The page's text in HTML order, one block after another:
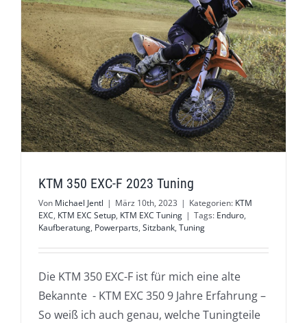
KTM 350 EXC-F 2023 Tuning
Von Michael Jentl | März 10th, 2023 | Kategorien: KTM
EXC, KTM EXC Setup, KTM EXC Tuning | Tags: Enduro,
Kaufberatung, Powerparts, Sitzbank, Tuning
Die KTM 350 EXC-F ist für mich eine alte
Bekannte - KTM EXC 350 9 Jahre Erfahrung –
So weiß ich auch genau, welche Tuningteile